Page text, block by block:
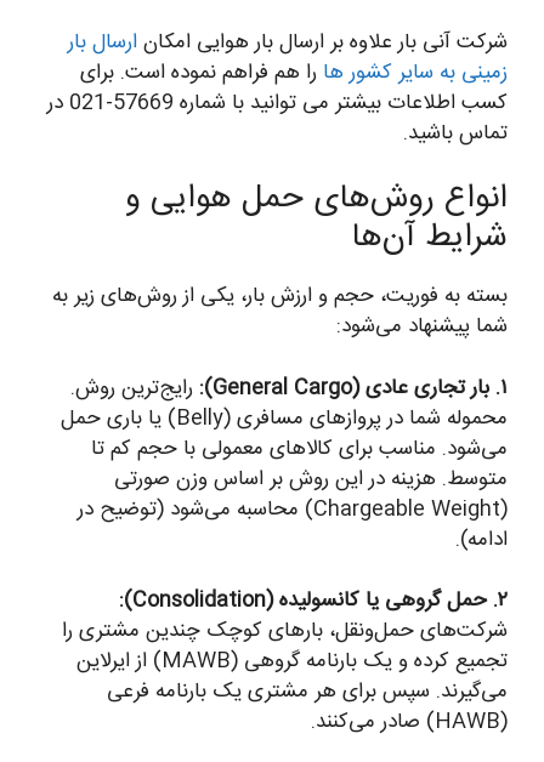
شرکت آنی بار علاوه بر ارسال بار هوایی امکانارسال بار
زمینی به سایر کشور هارا هم فراهم نموده است. برای
کسب اطلاعات بیشتر می توانید با شماره 57669-021 در
تماس باشید.
انواع روش‌های حمل هوایی و
شرایط آن‌ها
بسته به فوریت، حجم و ارزش بار، یکی از روش‌های زیر به
شما پیشنهاد می‌شود:
رایج‌ترین روش.
محموله شما در پروازهای مسافری (Belly) یا باری حمل
می‌شود. مناسب برای کالاهای معمولی با حجم کم تا
متوسط. هزینه در این روش بر اساس وزن صورتی
(Chargeable Weight) محاسبه می‌شود (توضیح در
ادامه).
شرکت‌های حمل‌ونقل، بارهای کوچک چندین مشتری را
تجمیع کرده و یک بارنامه گروهی (MAWB) از ایرلاین
می‌گیرند. سپس برای هر مشتری یک بارنامه فرعی